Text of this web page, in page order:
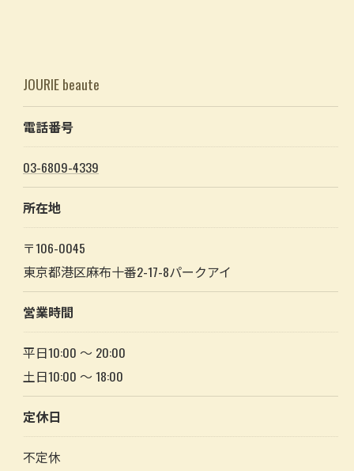
JOURIE beaute
電話番号
03-6809-4339
所在地
〒106-0045
東京都港区麻布十番2-17-8パークアイ
営業時間
平日10:00 〜 20:00
土日10:00 ～ 18:00
定休日
不定休